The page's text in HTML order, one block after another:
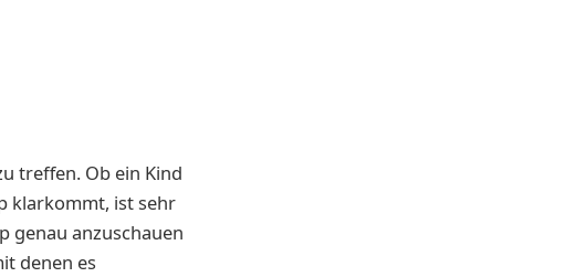
treffen. Ob ein Kind
klarkommt, ist sehr
genau anzuschauen
denen es